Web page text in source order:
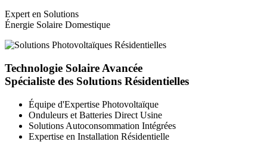
Expert en Solutions
Énergie Solaire Domestique
Technologie Solaire Avancée
Spécialiste des Solutions Résidentielles
Équipe d'Expertise Photovoltaïque
Onduleurs et Batteries Direct Usine
Solutions Autoconsommation Intégrées
Expertise en Installation Résidentielle